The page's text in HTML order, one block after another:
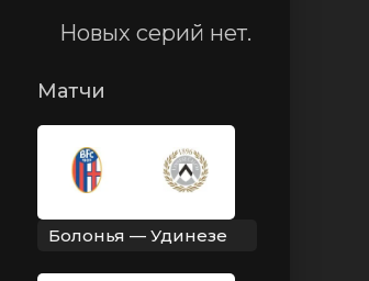
Новых серий нет.
Матчи
Болонья — Удинезе